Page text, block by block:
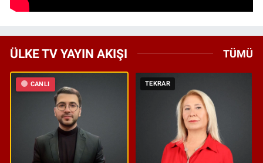
ÜLKE TV YAYIN AKIŞI TÜMÜ
CANLI TEKRAR